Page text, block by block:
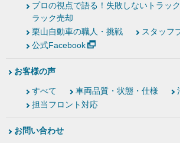
プロの視点で語る！失敗しないトラッ
ラック売却
栗山自動車の職人・挑戦
スタッフ
公式Facebook
お客様の声
すべて 車両品質・状態・仕様
担当フロント対応
お問い合わせ